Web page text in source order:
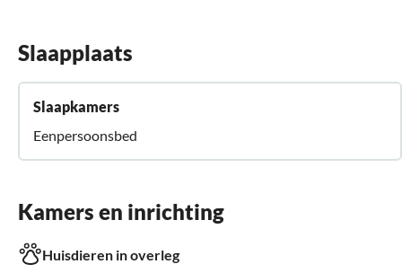
Slaapplaats
Slaapkamers
Eenpersoonsbed
Kamers en inrichting
Huisdieren in overleg